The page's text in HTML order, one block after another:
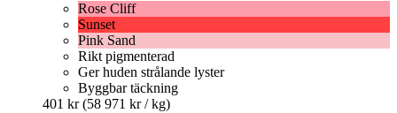
Rose Cliff
Sunset
Pink Sand
Rikt pigmenterad
Ger huden strålande lyster
Byggbar täckning
401 kr (58 971 kr / kg)